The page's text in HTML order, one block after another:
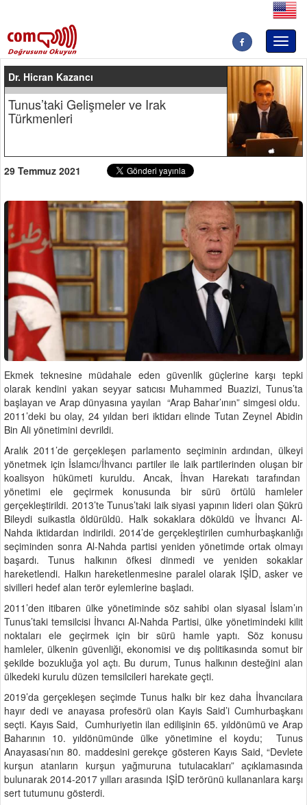
Dr. Hicran Kazancı
Tunus’taki Gelişmeler ve Irak
Türkmenleri
29 Temmuz 2021
Ekmek teknesine müdahale eden güvenlik güçlerine karşı tepki
olarak kendini yakan seyyar satıcısı Muhammed Buazizi, Tunus’ta
başlayan ve Arap dünyasına yayılan “Arap Bahar’ının” simgesi oldu.
2011’deki bu olay, 24 yıldan beri iktidarı elinde Tutan Zeynel Abidin
Bin Ali yönetimini devrildi.
Aralık 2011’de gerçekleşen parlamento seçiminin ardından, ülkeyi
yönetmek için İslamcı/İhvancı partiler ile laik partilerinden oluşan bir
koalisyon hükümeti kuruldu. Ancak, İhvan Harekatı tarafından
yönetimi ele geçirmek konusunda bir sürü örtülü hamleler
gerçekleştirildi. 2013’te Tunus’taki laik siyasi yapının lideri olan Şükrü
Bileydi suikastla öldürüldü. Halk sokaklara döküldü ve İhvancı Al-
Nahda iktidardan indirildi. 2014’de gerçekleştirilen cumhurbaşkanlığı
seçiminden sonra Al-Nahda partisi yeniden yönetimde ortak olmayı
başardı. Tunus halkının öfkesi dinmedi ve yeniden sokaklar
hareketlendi. Halkın hareketlenmesine paralel olarak IŞİD, asker ve
sivilleri hedef alan terör eylemlerine başladı.
2011’den itibaren ülke yönetiminde söz sahibi olan siyasal İslam’ın
Tunus’taki temsilcisi İhvancı Al-Nahda Partisi, ülke yönetimindeki kilit
noktaları ele geçirmek için bir sürü hamle yaptı. Söz konusu
hamleler, ülkenin güvenliği, ekonomisi ve dış politikasında somut bir
şekilde bozukluğa yol açtı. Bu durum, Tunus halkının desteğini alan
ülkedeki kurulu düzen temsilcileri harekate geçti.
2019’da gerçekleşen seçimde Tunus halkı bir kez daha İhvancılara
hayır dedi ve anayasa profesörü olan Kayis Said’i Cumhurbaşkanı
seçti. Kayıs Said, Cumhuriyetin ilan edilişinin 65. yıldönümü ve Arap
Baharının 10. yıldönümünde ülke yönetimine el koydu; Tunus
Anayasası’nın 80. maddesini gerekçe gösteren Kayıs Said, “Devlete
kurşun atanların kurşun yağmuruna tutulacakları” açıklamasında
bulunarak 2014-2017 yılları arasında IŞİD terörünü kullananlara karşı
sert tutumunu gösterdi.